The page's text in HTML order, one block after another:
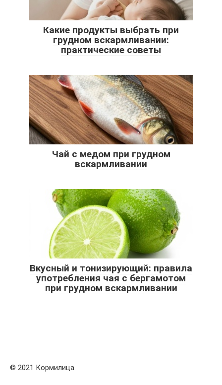
Какие продукты выбрать при
грудном вскармливании:
практические советы
Чай с медом при грудном
вскармливании
Вкусный и тонизирующий: правила
употребления чая с бергамотом
при грудном вскармливании
© 2021 Кормилица